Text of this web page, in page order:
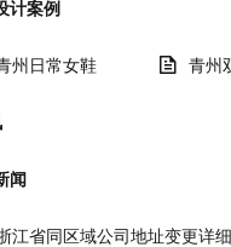
计案例
州日常女鞋 青州
闻
江省同区域公司地址变更详